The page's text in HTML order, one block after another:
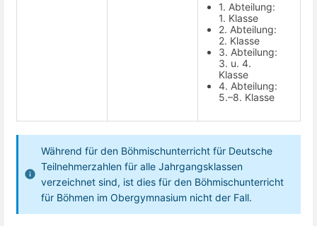
1. Abteilung:
1. Klasse
2. Abteilung:
2. Klasse
3. Abteilung:
3. u. 4.
Klasse
4. Abteilung:
5.–8. Klasse
Während für den Böhmischunterricht für Deutsche
Teilnehmerzahlen für alle Jahrgangsklassen
verzeichnet sind, ist dies für den Böhmischunterricht
für Böhmen im Obergymnasium nicht der Fall.